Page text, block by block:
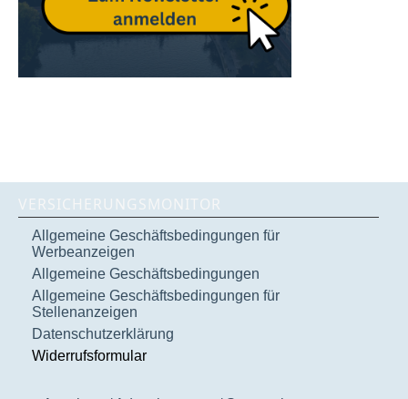
VERSICHERUNGSMONITOR
Allgemeine Geschäftsbedingungen für
Werbeanzeigen
Allgemeine Geschäftsbedingungen
Allgemeine Geschäftsbedingungen für
Stellenanzeigen
Datenschutzerklärung
Widerrufsformular